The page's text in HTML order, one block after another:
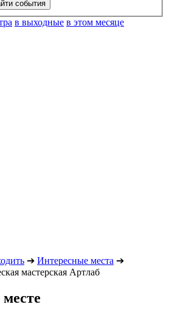
в выходные в этом месяце
➔ Интересные места ➔
мастерская Артлаб